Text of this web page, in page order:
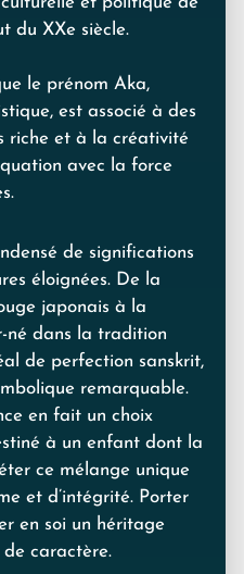
du XXe siècle.
le prénom Aka,
est associé à des
riche et à la créativité
avec la force
de significations
éloignées. De la
japonais à la
né dans la tradition
de perfection sanskrit,
remarquable.
en fait un choix
à un enfant dont la
ce mélange unique
et d’intégrité. Porter
en soi un héritage
caractère.